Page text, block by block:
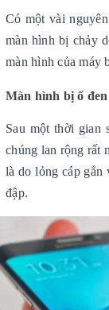
Có một vài
màn hình bị chảy
màn hình của máy
Màn hình bị ố đen
Sau một thời gian
chúng lan rộng rất
là do lỏng cáp gắn
đập.